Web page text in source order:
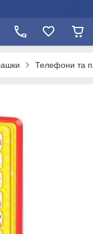
Телефони та